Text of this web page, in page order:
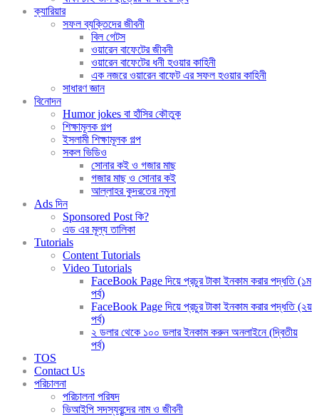
ক্যারিয়ার
সফল ব্যক্তিদের জীবনী
বিল গেটস
ওয়ারেন বাফেটের জীবনী
ওয়ারেন বাফেটের ধনী হওয়ার কাহিনী
এক নজরে ওয়ারেন বাফেট এর সফল হওয়ার কাহিনী
সাধারণ জ্ঞান
বিনোদন
Humor jokes বা হাঁসির কৌতুক
শিক্ষামূলক গল্প
ইসলামী শিক্ষামূলক গল্প
সকল ভিডিও
সোনার কই ও গজার মাছ
গজার মাছ ও সোনার কই
আল্লাহর কুদরতের নমুনা
Ads দিন
Sponsored Post কি?
এড এর মূল্য তালিকা
Tutorials
Content Tutorials
Video Tutorials
FaceBook Page দিয়ে প্রচুর টাকা ইনকাম করার পদ্ধতি (১ম
পর্ব)
FaceBook Page দিয়ে প্রচুর টাকা ইনকাম করার পদ্ধতি (২য়
পর্ব)
২ ডলার থেকে ১০০ ডলার ইনকাম করুন অনলাইনে (দ্বিতীয়
পর্ব)
TOS
Contact Us
পরিচালনা
পরিচালনা পরিষদ
ভিআইপি সদস্যবৃন্দের নাম ও জীবনী